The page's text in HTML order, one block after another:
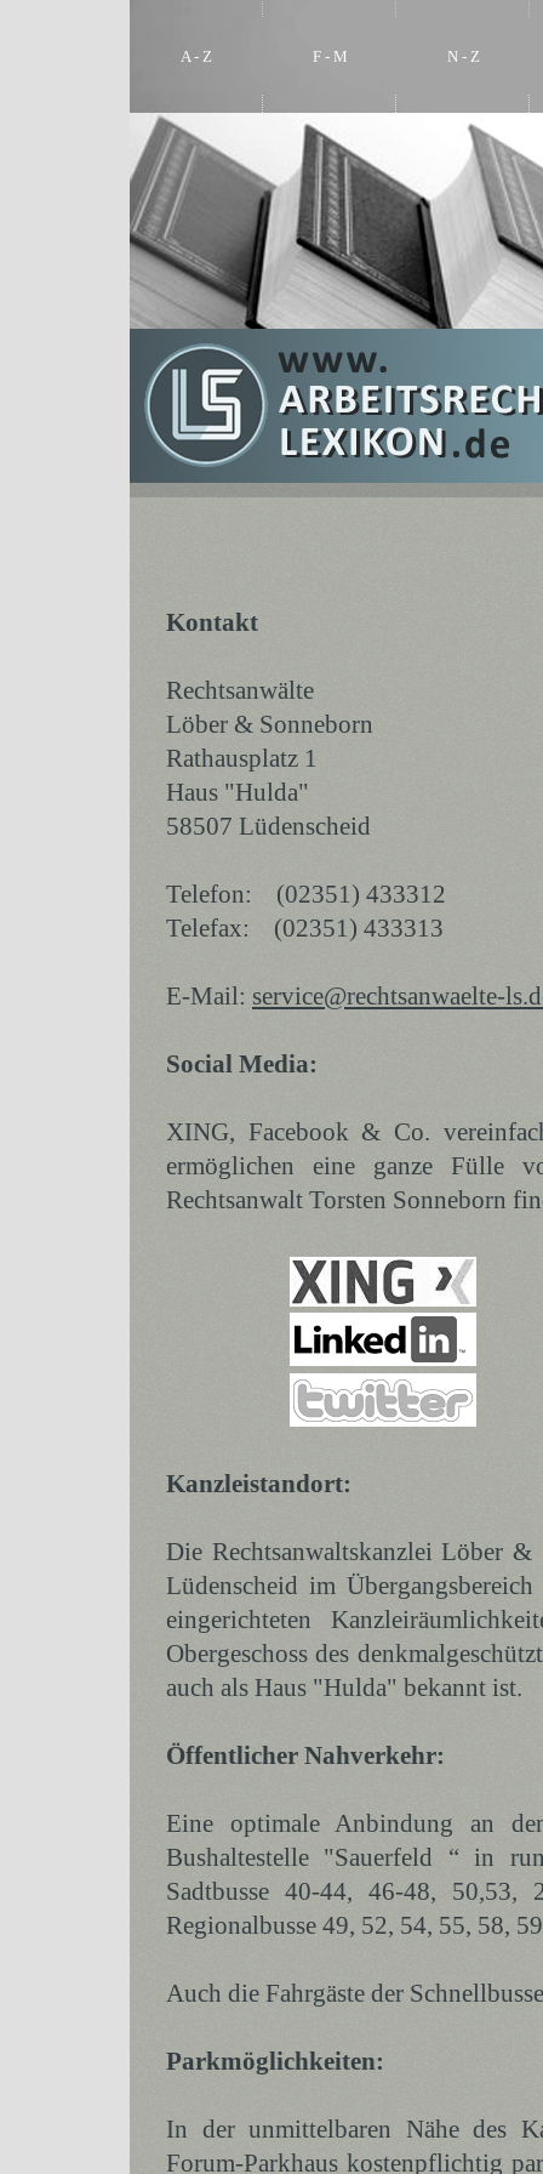
A - Z F - M N - Z
Kontakt
Rechtsanwälte
Löber & Sonneborn
Rathausplatz 1
Haus "Hulda"
58507 Lüdenscheid
Telefon: (02351) 433312
Telefax: (02351) 433313
E-Mail: service@rechtsanwaelte-
Social Media:
XING, Facebook & Co.
ermöglichen eine ganze Fülle
Rechtsanwalt Torsten Sonneborn
Kanzleistandort:
Die Rechtsanwaltskanzlei Löber
Lüdenscheid im
eingerichteten
Obergeschoss des
auch als Haus "Hulda" bekannt ist.
Öffentlicher Nahverkehr:
Eine optimale Anbindung an
Bushaltestelle "Sauerfeld “ in
Sadtbusse 40-44, 46-48,
Regionalbusse 49, 52, 54, 55, 58,
Auch die Fahrgäste der
Parkmöglichkeiten:
In der unmittelbaren Nähe des
Forum-Parkhaus kostenpflichtig